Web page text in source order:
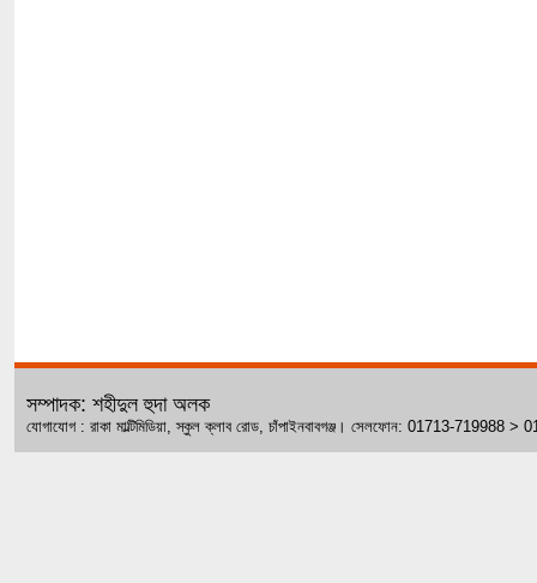
সম্পাদক: শহীদুল হুদা অলক
যোগাযোগ : রাকা মাল্টিমিডিয়া, স্কুল ক্লাব রোড, চাঁপাইনবাবগঞ্জ। সেলফোন: 01713-